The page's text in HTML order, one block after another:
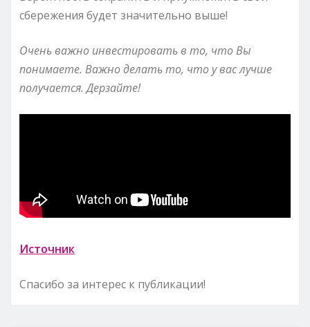
сбережения будет значительно выше!
Очень важно инвестировать в то, что Вы
понимаете. Важно делать то, что у вас лучше
получается. Дерзайте!
Источник
Спасибо за интерес к публикации!